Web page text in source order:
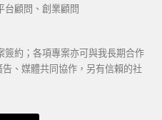
台顧問、創業顧問
約；各項專案亦可與我長期合作
、媒體共同協作，另有信賴的社